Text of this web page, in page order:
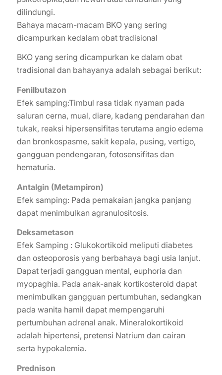
dilindungi.
Bahaya macam-macam BKO yang sering
dicampurkan kedalam obat tradisional
BKO yang sering dicampurkan ke dalam obat
tradisional dan bahayanya adalah sebagai berikut:
Fenilbutazon
Efek samping:Timbul rasa tidak nyaman pada
saluran cerna, mual, diare, kadang pendarahan dan
tukak, reaksi hipersensifitas terutama angio edema
dan bronkospasme, sakit kepala, pusing, vertigo,
gangguan pendengaran, fotosensifitas dan
hematuria.
Antalgin (Metampiron)
Efek samping: Pada pemakaian jangka panjang
dapat menimbulkan agranulositosis.
Deksametason
Efek Samping : Glukokortikoid meliputi diabetes
dan osteoporosis yang berbahaya bagi usia lanjut.
Dapat terjadi gangguan mental, euphoria dan
myopaghia. Pada anak-anak kortikosteroid dapat
menimbulkan gangguan pertumbuhan, sedangkan
pada wanita hamil dapat mempengaruhi
pertumbuhan adrenal anak. Mineralokortikoid
adalah hipertensi, pretensi Natrium dan cairan
serta hypokalemia.
Prednison